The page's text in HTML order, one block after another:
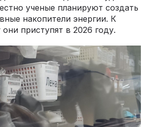
ученые планируют создать
накопители энергии. К
приступят в 2026 году.